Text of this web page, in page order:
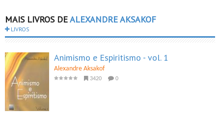
MAIS LIVROS DEALEXANDRE AKSAKOF
LIVROS
Animismo e Espiritismo - vol. 1
Alexandre Aksakof
3420 0